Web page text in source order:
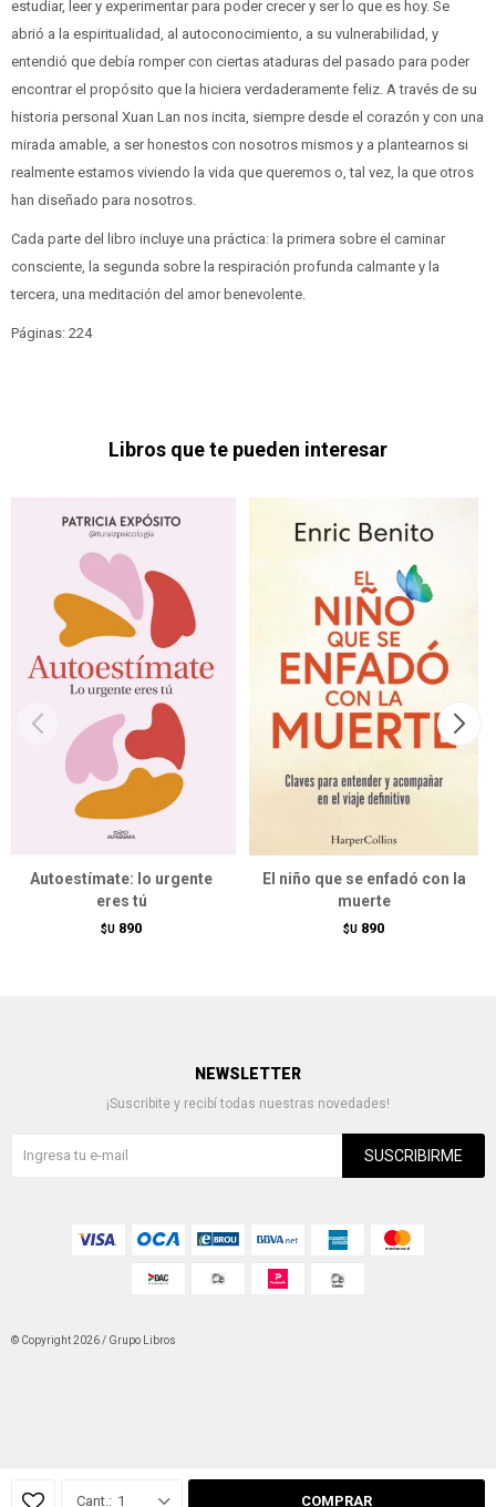
1 COMPRAR
estudiar, leer y experimentar para poder crecer y ser lo que es hoy. Se
abrió a la espiritualidad, al autoconocimiento, a su vulnerabilidad, y
entendió que debía romper con ciertas ataduras del pasado para poder
encontrar el propósito que la hiciera verdaderamente feliz. A través de su
historia personal Xuan Lan nos incita, siempre desde el corazón y con una
mirada amable, a ser honestos con nosotros mismos y a plantearnos si
realmente estamos viviendo la vida que queremos o, tal vez, la que otros
han diseñado para nosotros.
Cada parte del libro incluye una práctica: la primera sobre el caminar
consciente, la segunda sobre la respiración profunda calmante y la
tercera, una meditación del amor benevolente.
Páginas: 224
Libros que te pueden interesar
Autoestímate: lo urgente
eres tú
$U 890
El niño que se enfadó con la
muerte
$U 890
NEWSLETTER
¡Suscribite y recibí todas nuestras novedades!
SUSCRIBIRME
© Copyright 2026 / Grupo Libros